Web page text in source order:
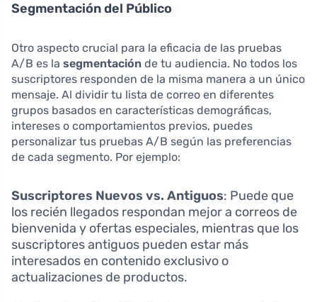
Segmentación del Público
Otro aspecto crucial para la eficacia de las pruebas
A/B es la segmentación de tu audiencia. No todos los
suscriptores responden de la misma manera a un único
mensaje. Al dividir tu lista de correo en diferentes
grupos basados en características demográficas,
intereses o comportamientos previos, puedes
personalizar tus pruebas A/B según las preferencias
de cada segmento. Por ejemplo:
Suscriptores Nuevos vs. Antiguos: Puede que
los recién llegados respondan mejor a correos de
bienvenida y ofertas especiales, mientras que los
suscriptores antiguos pueden estar más
interesados en contenido exclusivo o
actualizaciones de productos.